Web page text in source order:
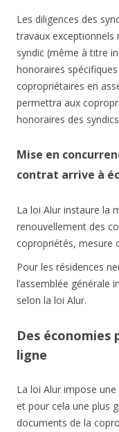
Les diligences des
travaux exceptionnels
syndic (même à titre
honoraires
copropriétaires en
permettra aux
honoraires des
Mise en
contrat arrive à
La loi Alur instaure la
renouvellement des
copropriétés, mesure
Pour les résidences
l’assemblée générale
selon la loi Alur.
Des économies
ligne
La loi Alur impose
et pour cela une plus
documents de la